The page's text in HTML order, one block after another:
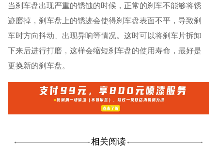
当刹车盘出现严重的锈蚀的时候，正常的刹车不能够将锈
迹磨掉，刹车盘上的锈迹会使得刹车盘表面不平，导致刹
车时方向抖动、出现异响等情况。这时可以将刹车片拆卸
下来后进行打磨，这样会缩短刹车盘的使用寿命，最好是
更换新的刹车盘。
相关阅读